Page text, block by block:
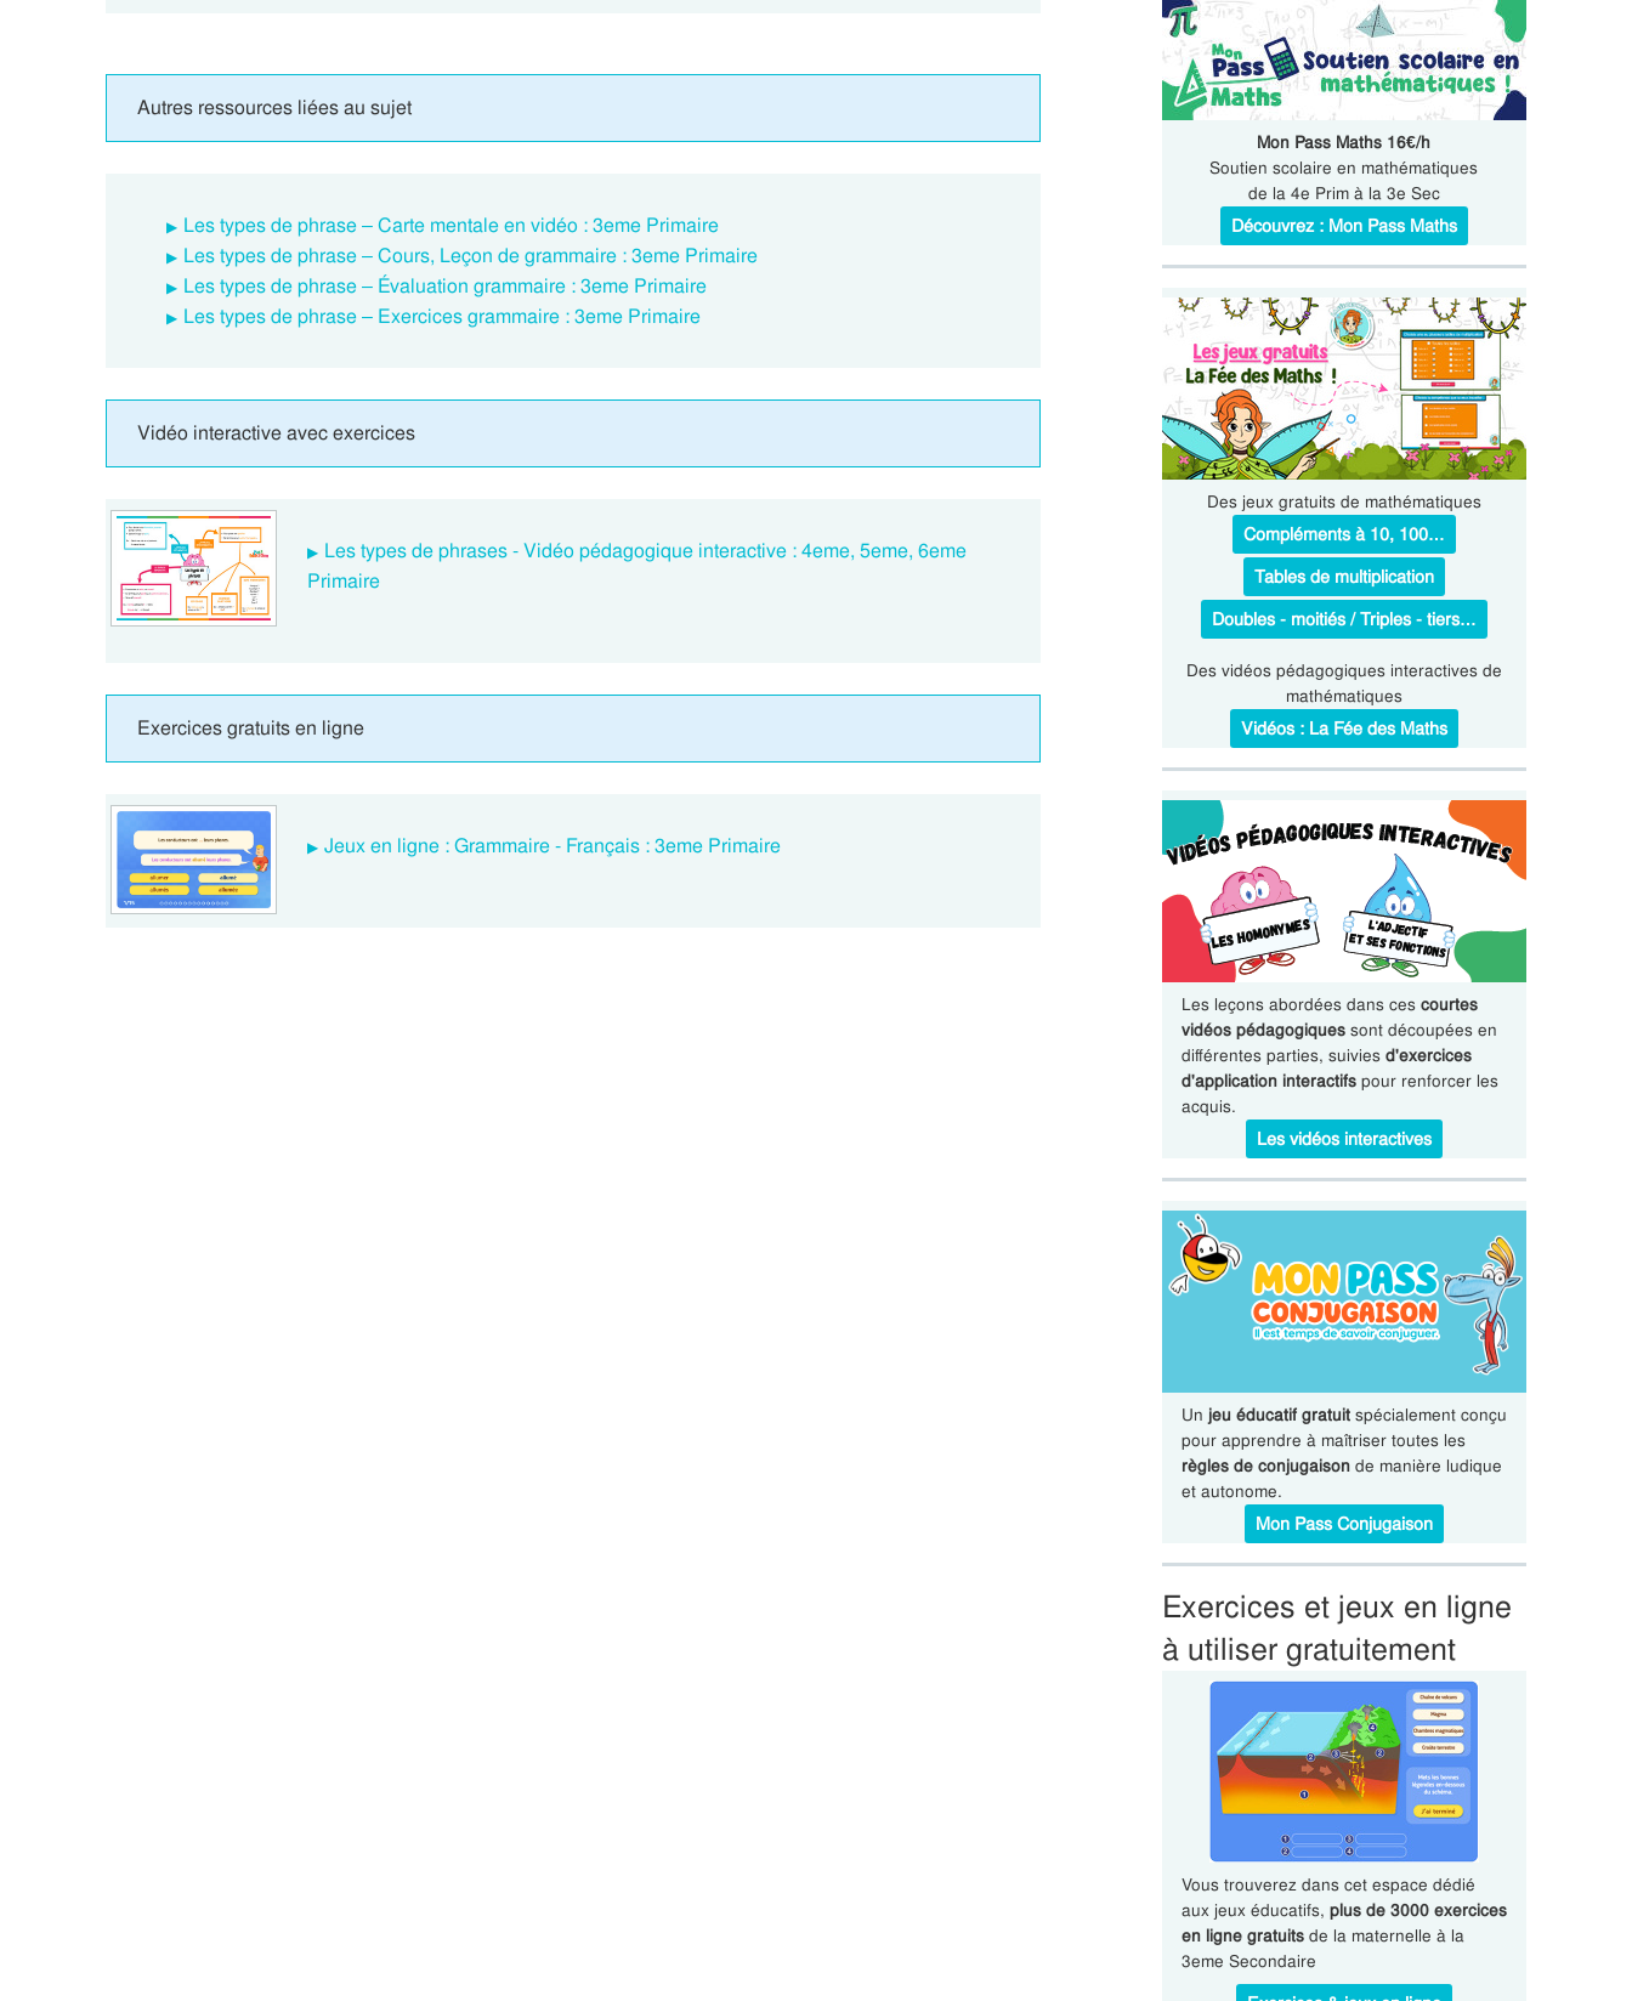
Autres ressources liées au sujet
Les types de phrase – Carte mentale en vidéo : 3eme Primaire
Les types de phrase – Cours, Leçon de grammaire : 3eme Primaire
Les types de phrase – Évaluation grammaire : 3eme Primaire
Les types de phrase – Exercices grammaire : 3eme Primaire
Vidéo interactive avec exercices
Les types de phrases - Vidéo pédagogique interactive : 4eme, 5eme, 6eme
Primaire
Exercices gratuits en ligne
Jeux en ligne : Grammaire - Français : 3eme Primaire
Mon Pass Maths 16€/h
Soutien scolaire en mathématiques
de la 4e Prim à la 3e Sec
Découvrez : Mon Pass Maths
Des jeux gratuits de mathématiques
Compléments à 10, 100…
Tables de multiplication
Doubles - moitiés / Triples - tiers…
Des vidéos pédagogiques interactives de
mathématiques
Vidéos : La Fée des Maths
Les leçons abordées dans ces courtes
vidéos pédagogiquessont découpées en
différentes parties, suivies d'exercices
d'application interactifspour renforcer les
acquis.
Les vidéos interactives
Un jeu éducatif gratuitspécialement conçu
pour apprendre à maîtriser toutes les
règles de conjugaisonde manière ludique
et autonome.
Mon Pass Conjugaison
Exercices et jeux en ligne
à utiliser gratuitement
Vous trouverez dans cet espace dédié
aux jeux éducatifs, plus de 3000 exercices
en ligne gratuitsde la maternelle à la
3eme Secondaire